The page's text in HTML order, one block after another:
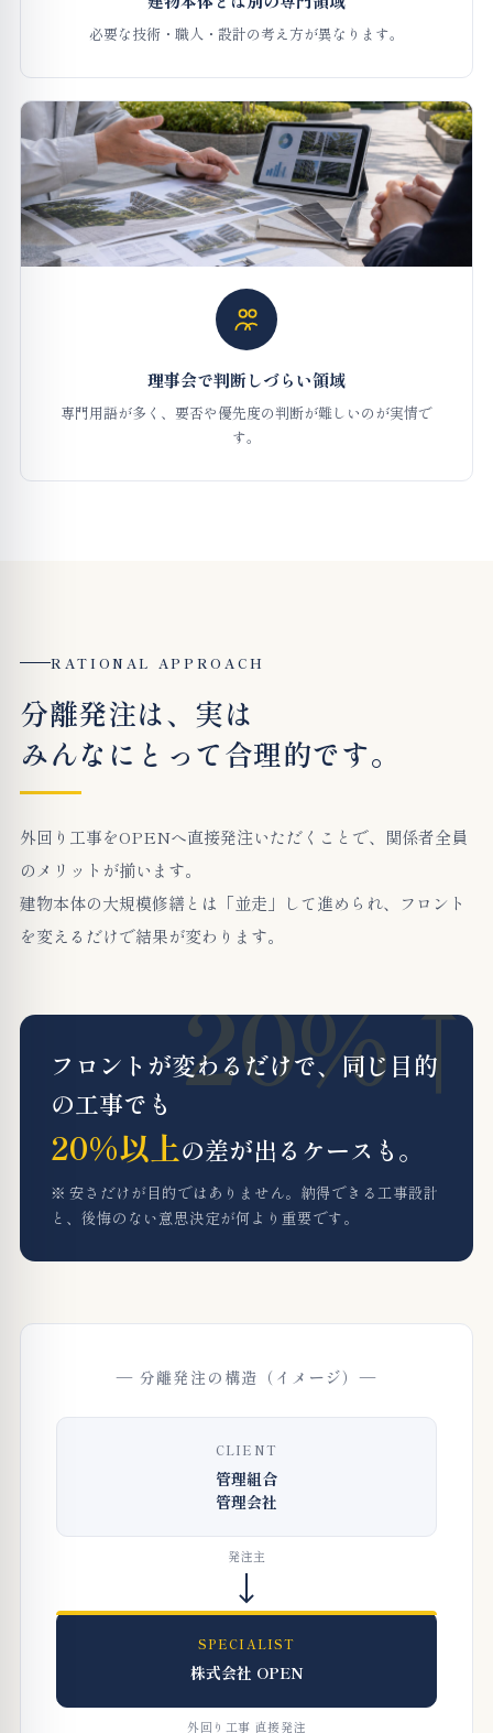
必要な技術・職人・設計の考え方が異なります。
理事会で判断しづらい領域
専門用語が多く、要否や優先度の判断が難しいのが実情で
す。
RATIONAL APPROACH
分離発注は、実は
みんなにとって合理的です。
外回り工事をOPENへ直接発注いただくことで、関係者全員
のメリットが揃います。
建物本体の大規模修繕とは「並走」して進められ、フロント
を変えるだけで結果が変わります。
フロントが変わるだけで、同じ目的
の工事でも
20%以上の差が出るケースも。
※ 安さだけが目的ではありません。納得できる工事設計
と、後悔のない意思決定が何より重要です。
— 分離発注の構造（イメージ）—
CLIENT
管理組合
管理会社
発注主
SPECIALIST
株式会社 OPEN
外回り工事 直接発注